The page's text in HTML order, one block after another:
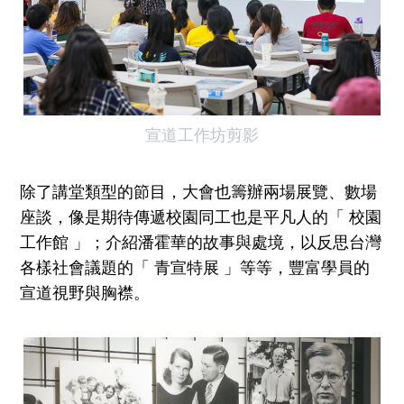
宣道工作坊剪影
除了講堂類型的節目，大會也籌辦兩場展覽、數場
座談，像是期待傳遞校園同工也是平凡人的「 校園
工作館 」；介紹潘霍華的故事與處境，以反思台灣
各樣社會議題的「 青宣特展 」等等，豐富學員的
宣道視野與胸襟。